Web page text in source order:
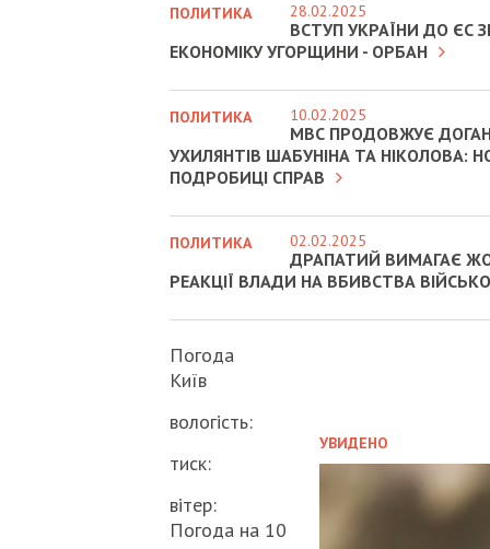
УВИДЕНО
ПОЛИТИКА 28.02.2025
ВСТУП УКРАЇНИ ДО ЄС
ЕКОНОМІКУ УГОРЩИНИ - ОРБАН
ПОЛИТИКА 10.02.2025
МВС ПРОДОВЖУЄ
УХИЛЯНТІВ ШАБУНІНА ТА НІКОЛОВА:
ПОДРОБИЦІ СПРАВ
ПОЛИТИКА 02.02.2025
ДРАПАТИЙ ВИМАГАЄ
РЕАКЦІЇ ВЛАДИ НА ВБИВСТВА
Погода
Київ
вологість:
тиск:
вітер:
Погода на 10